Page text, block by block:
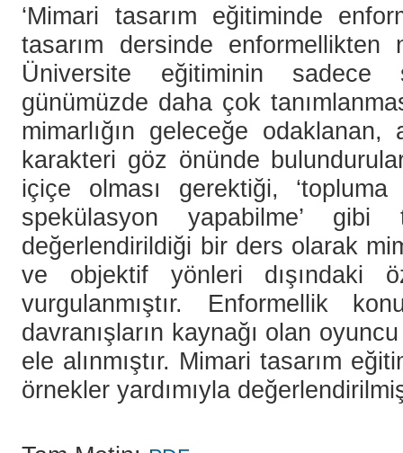
‘Mimari tasarım eğitiminde
tasarım dersinde enformellikten
Üniversite eğitiminin sadece
günümüzde daha çok
mimarlığın geleceğe
karakteri göz önünde
içiçe olması gerektiği,
spekülasyon yapabilme’ gibi
değerlendirildiği bir ders olarak
ve objektif yönleri dışındaki
vurgulanmıştır. Enformellik
davranışların kaynağı olan
ele alınmıştır. Mimari tasarım
örnekler yardımıyla